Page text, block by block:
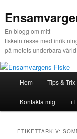
till
innehåll
till
innehåll
En blogg om mitt
fiskeintresse med
på metets underbara värld!
Hem Tips & Trix
Kontakta mig
ETIKETTARKIV: